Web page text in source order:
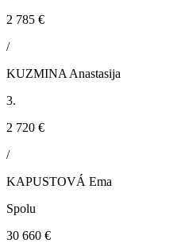
2 785 €
/
KUZMINA Anastasija
3.
2 720 €
/
KAPUSTOVÁ Ema
Spolu
30 660 €